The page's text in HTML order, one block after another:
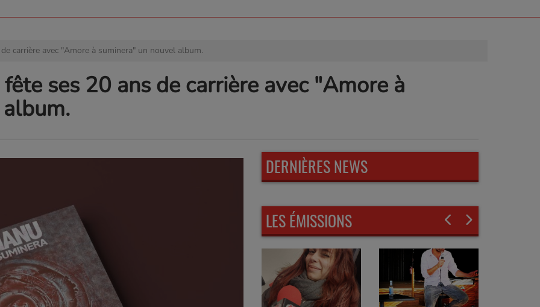
carrière avec "Amore à suminera" un nouvel album.
ses 20 ans de carrière avec "Amore à
DERNIÈRES NEWS
LES ÉMISSIONS